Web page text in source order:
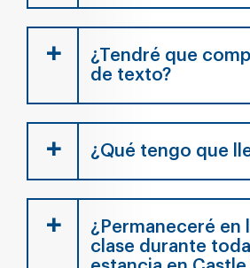
¿Tendré que
de texto?
¿Qué tengo que
¿Permaneceré en
clase durante